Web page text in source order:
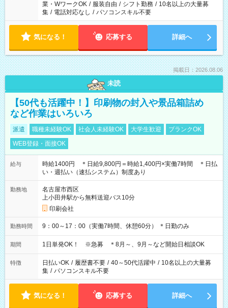
業・WワークOK / 服装自由 / シフト勤務 / 10名以上の大量募
集 / 電話対応なし / パソコンスキル不要
気になる！ 応募する 詳細へ
掲載日：2026.08.06
未読
【50代も活躍中！】印刷物の封入や景品箱詰め
など作業はいろいろ
派遣 職種未経験OK 社会人未経験OK 大学生歓迎
ブランクOK
WEB登録・面接OK
給与
時給1400円 ＊日給9,800円＝時給1,400円×実働7時間 ＊日払
い・週払い（速払システム）制度あり
勤務地
名古屋市西区
上小田井駅から無料送迎バス10分
印刷会社
勤務時間 9：00～17：00（実働7時間、休憩60分） ＊日勤のみ
期間 1日単発OK！ ※急募 ＊8月～、9月～など開始日相談OK
特徴 日払いOK / 履歴書不要 / 40～50代活躍中 / 10名以上の大量募
集 / パソコンスキル不要
気になる！ 応募する 詳細へ